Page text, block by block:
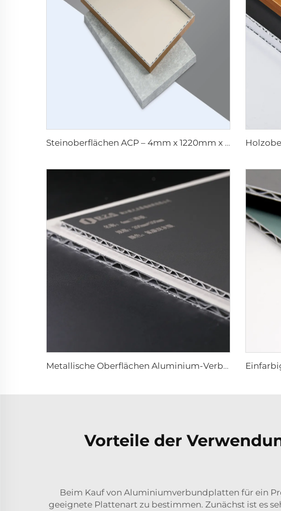
Steinoberflächen ACP – 4mm x 1220mm x 2440mm
Metallische Oberflächen Aluminium-Verbundplatte – 0,4 cm x 122 cm x 244 cm
Vorteile der
Beim Kauf von Aluminiumverbundplatten für ein
geeignete Plattenart zu bestimmen. Zunächst ist es